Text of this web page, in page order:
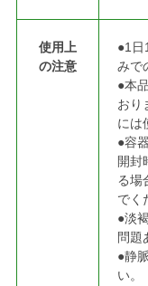
使用上
の注意
●1日
みで
●本
おり
には
●容
開封
る場
でく
●淡
問題
●静
い。